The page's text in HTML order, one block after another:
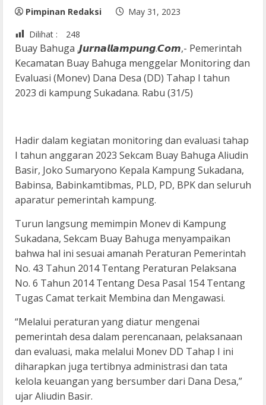
Pimpinan Redaksi
May 31, 2023
Dilihat :
248
Buay Bahuga .𝙅𝙪𝙧𝙣𝙖𝙡𝙡𝙖𝙢𝙥𝙪𝙣𝙜.𝘾𝙤𝙢,- Pemerintah
Kecamatan Buay Bahuga menggelar Monitoring dan
Evaluasi (Monev) Dana Desa (DD) Tahap I tahun
2023 di kampung Sukadana. Rabu (31/5)
Hadir dalam kegiatan monitoring dan evaluasi tahap
I tahun anggaran 2023 Sekcam Buay Bahuga Aliudin
Basir, Joko Sumaryono Kepala Kampung Sukadana,
Babinsa, Babinkamtibmas, PLD, PD, BPK dan seluruh
aparatur pemerintah kampung.
Turun langsung memimpin Monev di Kampung
Sukadana, Sekcam Buay Bahuga menyampaikan
bahwa hal ini sesuai amanah Peraturan Pemerintah
No. 43 Tahun 2014 Tentang Peraturan Pelaksana
No. 6 Tahun 2014 Tentang Desa Pasal 154 Tentang
Tugas Camat terkait Membina dan Mengawasi.
“Melalui peraturan yang diatur mengenai
pemerintah desa dalam perencanaan, pelaksanaan
dan evaluasi, maka melalui Monev DD Tahap I ini
diharapkan juga tertibnya administrasi dan tata
kelola keuangan yang bersumber dari Dana Desa,”
ujar Aliudin Basir.